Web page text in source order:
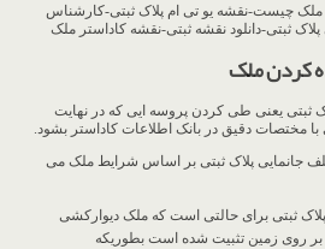
ملک چیست-نقشه یو تی ام پلاک ثبتی-کارشناس
ثبتی-دانلود نقشه ثبتی-نقشه کاداستر ملک
کردن ملک
ثبتی یعنی طی کردن پروسه ایی که در نهایت
مختصات دقیق در بانک اطلاعات کاداستر بشود.
جانمایی پلاک ثبتی بر اساس شرایط ملک می
پلاک ثبتی برای حالتی است که ملک دیوارکشی
بر روی زمین تثبیت شده است بطوریکه